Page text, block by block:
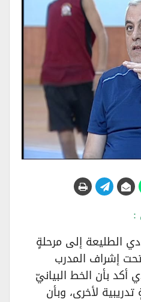
الطليعة إلى مرحلةٍ
إشراف المدرب
بأن الخط البيانيّ
لأخرى، وبأن